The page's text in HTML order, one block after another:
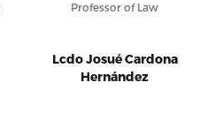
Professor of Law
Lcdo Josué Cardona
Hernández